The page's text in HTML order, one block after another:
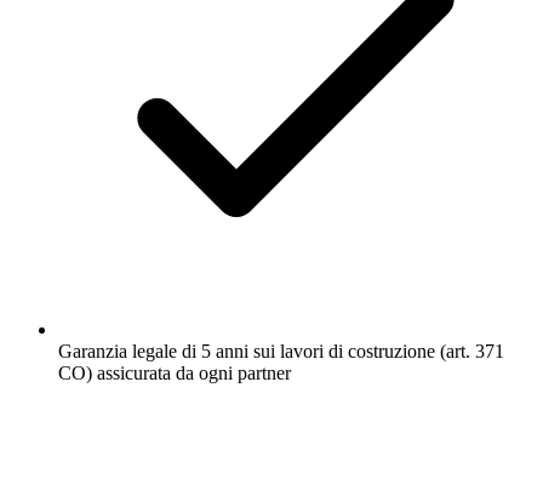
Garanzia legale di 5 anni sui lavori di costruzione (art. 371
CO) assicurata da ogni partner